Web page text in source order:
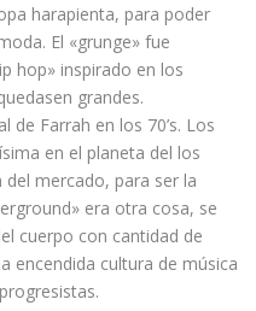
harapienta, para poder
El «grunge» fue
hop» inspirado en los
grandes.
de Farrah en los 70’s. Los
en el planeta del los
del mercado, para ser la
era otra cosa, se
cuerpo con cantidad de
encendida cultura de música